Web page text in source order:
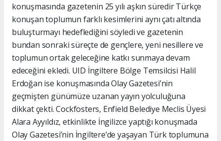
konuşmasında gazetenin 25 yılı aşkın süredir Türkçe
konuşan toplumun farklı kesimlerini aynı çatı altında
buluşturmayı hedeflediğini söyledi ve gazetenin
bundan sonraki süreçte de gençlere, yeni nesillere ve
toplumun ortak geleceğine katkı sunmaya devam
edeceğini ekledi. UID İngiltere Bölge Temsilcisi Halil
Erdoğan ise konuşmasında Olay Gazetesi’nin
geçmişten günümüze uzanan yayın yolculuğuna
dikkat çekti. Cockfosters, Enfield Belediye Meclis Üyesi
Alara Ayyıldız, etkinlikte İngilizce yaptığı konuşmada
Olay Gazetesi’nin İngiltere’de yaşayan Türk toplumuna